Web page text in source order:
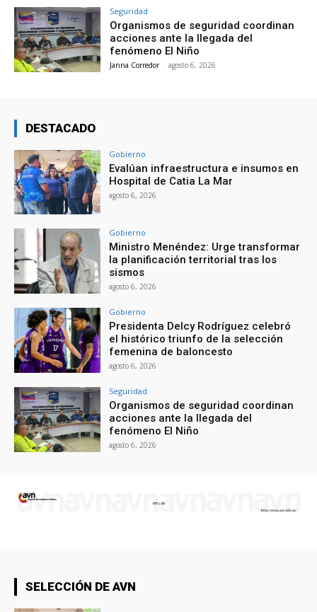
Seguridad
Organismos de seguridad coordinan
acciones ante la llegada del
fenómeno El Niño
Janna Corredor - agosto 6, 2026
DESTACADO
Gobierno
Evalúan infraestructura e insumos en
Hospital de Catia La Mar
agosto 6, 2026
Gobierno
Ministro Menéndez: Urge transformar
la planificación territorial tras los
sismos
agosto 6, 2026
Gobierno
Presidenta Delcy Rodríguez celebró
el histórico triunfo de la selección
femenina de baloncesto
agosto 6, 2026
Seguridad
Organismos de seguridad coordinan
acciones ante la llegada del
fenómeno El Niño
agosto 6, 2026
SELECCIÓN DE AVN